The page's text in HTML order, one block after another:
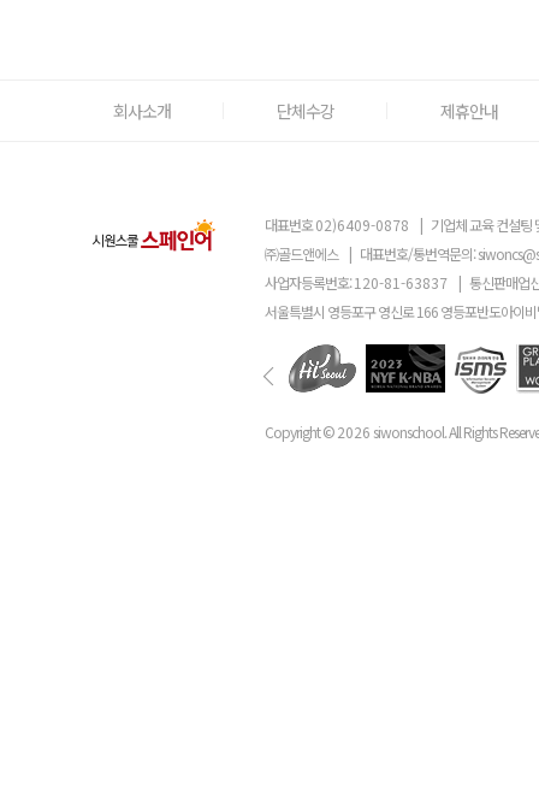
회사소개 단체수강 제휴안내
대표번호02)6409-0878 | 기업체 교육 컨설팅
㈜골드앤에스 | 대표번호/통번역문의:
사업자등록번호:120-81-63837 | 통신판매업
서울특별시 영등포구 영신로 166 영등포반도아이
Copyright ©2026 siwonschool. All Rights